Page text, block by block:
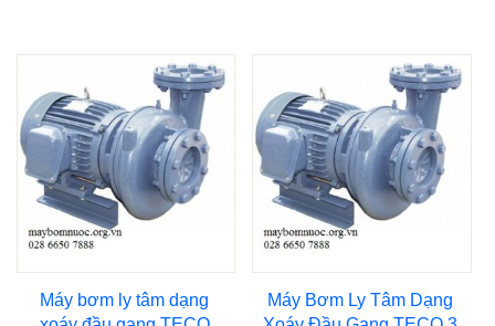
Máy bơm ly tâm dạng
Máy Bơm Ly Tâm Dạng